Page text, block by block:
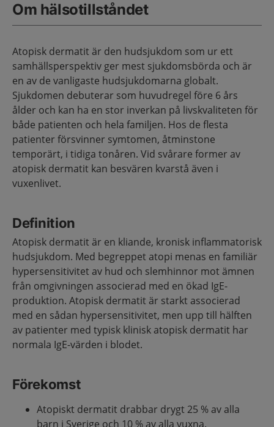
Om hälsotillståndet
Atopisk dermatit är den hudsjukdom som ur ett
samhällsperspektiv ger mest sjukdomsbörda och är
en av de vanligaste hudsjukdomarna globalt.
Sjukdomen debuterar som huvudregel före 6 års
ålder och kan ha en stor inverkan på livskvaliteten för
både patienten och hela familjen. Hos de flesta
patienter försvinner symtomen, åtminstone
temporärt, i tidiga tonåren. Vid svårare former av
atopisk dermatit kan besvären kvarstå även i
vuxenlivet.
Definition
Atopisk dermatit är en kliande, kronisk inflammatorisk
hudsjukdom. Med begreppet atopi menas en familiär
hypersensitivitet av hud och slemhinnor mot ämnen
från omgivningen associerad med en ökad IgE-
produktion. Atopisk dermatit är starkt associerad
med en sådan hypersensitivitet, men upp till hälften
av patienter med typisk klinisk atopisk dermatit har
normala IgE-värden i blodet.
Förekomst
Atopiskt dermatit drabbar drygt 25 % av alla
barn i Sverige och 10 % av alla vuxna.